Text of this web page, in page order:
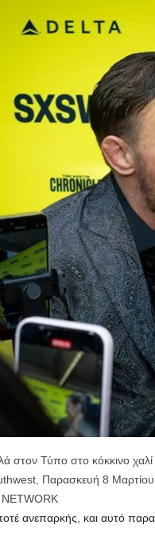
Τύπο στο κόκκινο
Παρασκευή 8
ανεπαρκής, και αυτό